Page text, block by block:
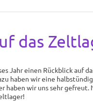
das
Jahr einen Rückblick auf
haben wir eine
haben wir uns sehr